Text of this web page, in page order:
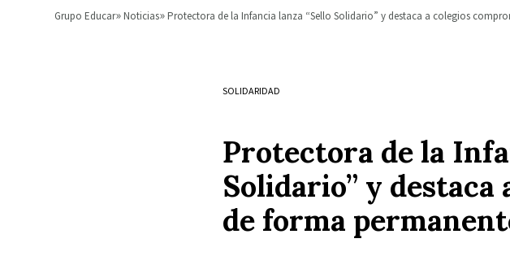
Grupo Educar Noticias Protectora de la Infancia lanza “Sello Solidario” y destaca a colegios
SOLIDARIDAD
Protectora de la
Solidario” y
de forma